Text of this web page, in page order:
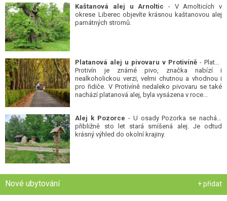
Kaštanová alej u Arnoltic - V Arnolticích v
okrese Liberec objevíte krásnou kaštanovou alej
památných stromů.
Platanová alej u pivovaru v Protivíně - Platan
Protivín je známé pivo, značka nabízí i
nealkoholickou verzi, velmi chutnou a vhodnou i
pro řidiče. V Protivíně nedaleko pivovaru se také
nachází platanová alej, byla vysázena v roce...
Alej k Pozorce - U osady Pozorka se nachází
přibližně sto let stará smíšená alej. Je odtud
krásný výhled do okolní krajiny.
Nové ubytování + přidat